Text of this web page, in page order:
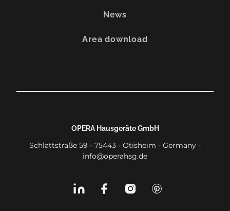
News
Area download
OPERA Hausgeräte GmbH
Schlattstraße 59 - 75443 - Ötisheim - Germany -
info@operahsg.de